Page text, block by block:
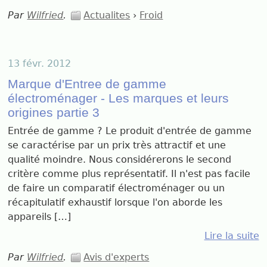
Par Wilfried. Actualites › Froid
13 févr. 2012
Marque d'Entree de gamme
électroménager - Les marques et leurs
origines partie 3
Entrée de gamme ? Le produit d'entrée de gamme
se caractérise par un prix très attractif et une
qualité moindre. Nous considérerons le second
critère comme plus représentatif. Il n'est pas facile
de faire un comparatif électroménager ou un
récapitulatif exhaustif lorsque l'on aborde les
appareils […]
Lire la suite
Par Wilfried.
Avis d'experts